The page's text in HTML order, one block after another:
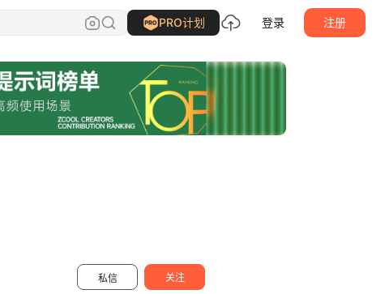
PRO计划 登录 注册
私信 关注
长路丶 关注